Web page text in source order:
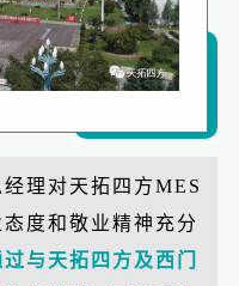
理对天拓四方MES
度和敬业精神充分
过与天拓四方及西门